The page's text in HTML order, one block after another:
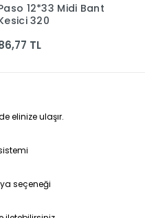
Sepete Ekle
12*33 Midi Bant
320
TL
elinize ulaşır.
seçeneği